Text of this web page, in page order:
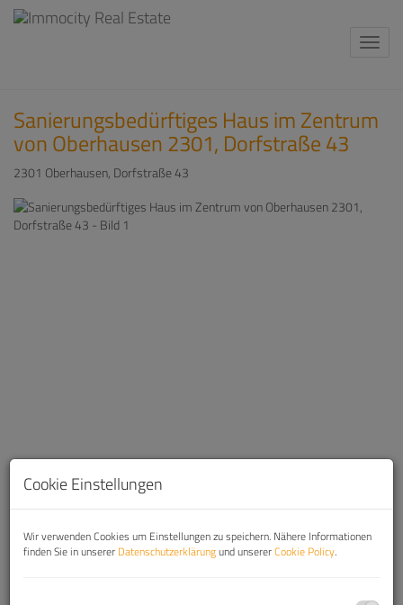
Sanierungsbedürftiges Haus im Zentrum
von Oberhausen 2301, Dorfstraße 43
2301 Oberhausen, Dorfstraße 43
Cookie Einstellungen
Wir verwenden Cookies um Einstellungen zu speichern. Nähere Informationen
finden Sie in unserer Datenschutzerklärungund unsererCookie Policy.